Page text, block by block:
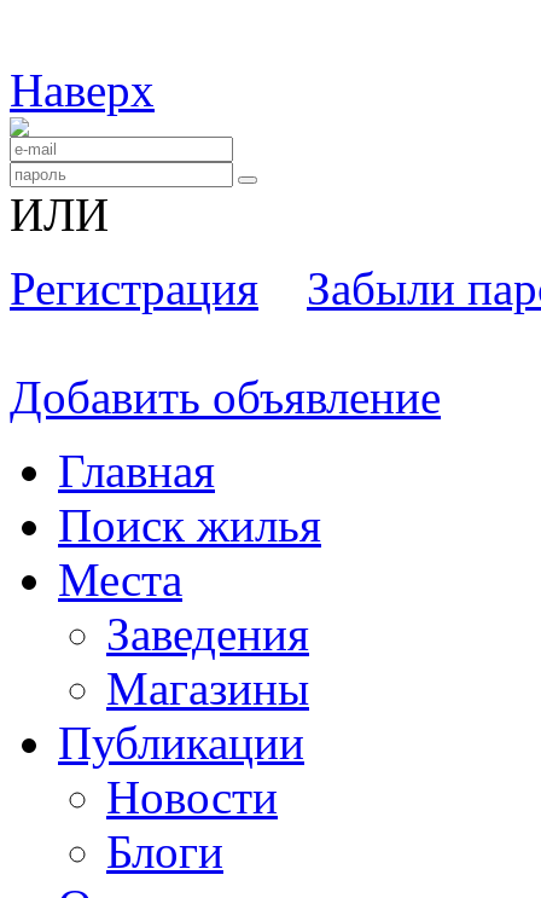
Наверх
ИЛИ
Регистрация
Забыли
Добавить объявление
Главная
Поиск жилья
Места
Заведения
Магазины
Публикации
Новости
Блоги